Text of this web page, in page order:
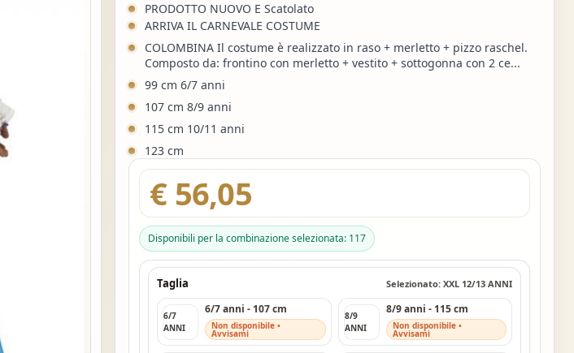
PRODOTTO NUOVO E Scatolato
ARRIVA IL CARNEVALE COSTUME
COLOMBINA Il costume è realizzato in raso + merletto + pizzo raschel.
Composto da: frontino con merletto + vestito + sottogonna con 2 ce...
99 cm 6/7 anni
107 cm 8/9 anni
115 cm 10/11 anni
123 cm
€ 56,05
Disponibili per la combinazione selezionata: 117
Taglia Selezionato: XXL 12/13 ANNI
6/7
ANNI
6/7 anni - 107 cm
Non disponibile •
Avvisami
8/9
ANNI
8/9 anni - 115 cm
Non disponibile •
Avvisami